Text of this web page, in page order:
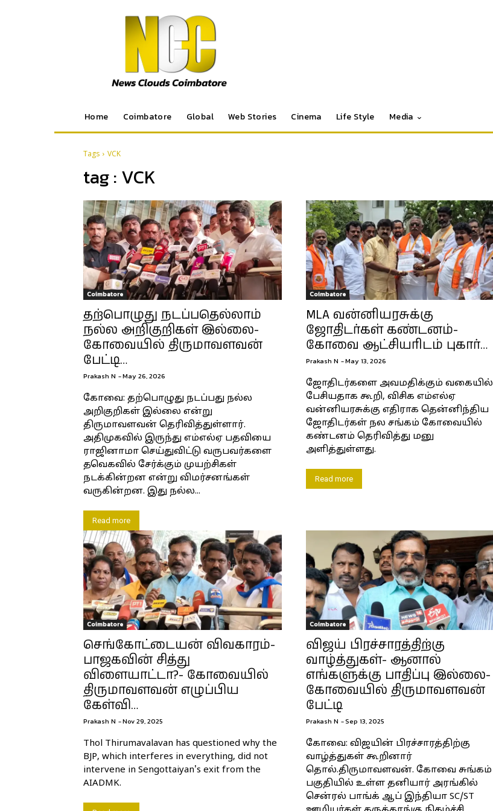
Home Coimbatore Global Web Stories Cinema Life Style Media
Tags VCK
tag : VCK
Coimbatore
தற்பொழுது நடப்பதெல்லாம்
நல்ல அறிகுறிகள் இல்லை-
கோவையில் திருமாவளவன்
பேட்டி…
Prakash N -May 26, 2026
கோவை: தற்பொழுது நடப்பது நல்ல
அறிகுறிகள் இல்லை என்று
திருமாவளவன் தெரிவித்துள்ளார்.
அதிமுகவில் இருந்து எம்எல்ஏ பதவியை
ராஜினாமா செய்துவிட்டு வருபவர்களை
தவெகவில் சேர்க்கும் முயற்சிகள்
நடக்கின்றன என்று விமர்சனங்கள்
வருகின்றன. இது நல்ல...
Read more
Coimbatore
MLA வன்னியரசுக்கு
ஜோதிடர்கள் கண்டனம்-
கோவை ஆட்சியரிடம் புகார்…
Prakash N -May 13, 2026
ஜோதிடர்களை அவமதிக்கும் வகையில்
பேசியதாக கூறி, விசிக எம்எல்ஏ
வன்னியரசுக்கு எதிராக தென்னிந்திய
ஜோதிடர்கள் நல சங்கம் கோவையில்
கண்டனம் தெரிவித்து மனு
அளித்துள்ளது.
Read more
Coimbatore
செங்கோட்டையன் விவகாரம்-
பாஜகவின் சித்து
விளையாட்டா?- கோவையில்
திருமாவளவன் எழுப்பிய
கேள்வி…
Prakash N -Nov 29, 2025
Thol Thirumavalavan has questioned why the
BJP, which interferes in everything, did not
intervene in Sengottaiyan's exit from the
AIADMK.
Coimbatore
விஜய் பிரச்சாரத்திற்கு
வாழ்த்துகள்- ஆனால்
எங்களுக்கு பாதிப்பு இல்லை-
கோவையில் திருமாவளவன்
பேட்டி
Prakash N -Sep 13, 2025
கோவை: விஜயின் பிரச்சாரத்திற்கு
வாழ்த்துகள் கூறினார்
தொல்.திருமாவளவன். கோவை சுங்கம்
பகுதியில் உள்ள தனியார் அரங்கில்
சென்ரல் பாங்க் ஆப் இந்தியா SC/ST